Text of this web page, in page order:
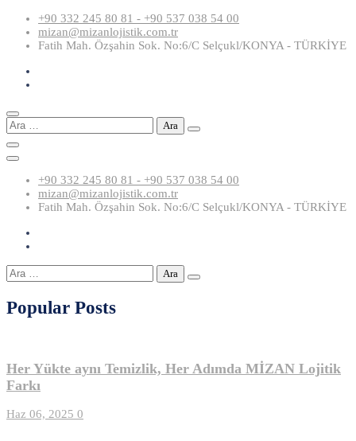
Skip
content
+90 332 245 80 81 - +90 537 038 54 00
mizan@mizanlojistik.com.tr
Fatih Mah. Özşahin Sok. No:6/C Selçukl/KONYA - TÜRKİYE
Arama:
+90 332 245 80 81 - +90 537 038 54 00
mizan@mizanlojistik.com.tr
Fatih Mah. Özşahin Sok. No:6/C Selçukl/KONYA - TÜRKİYE
Arama:
Popular Posts
Her Yükte aynı Temizlik, Her Adımda MİZAN Lojitik
Farkı
Haz 06, 2025 0